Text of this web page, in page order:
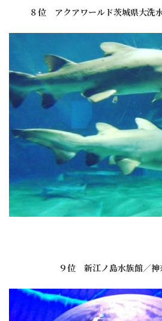
８位 アクアワールド茨城県大洗
９位 新江ノ島水族館／神